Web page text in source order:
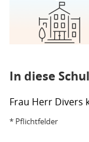
In diese
Frau Herr Divers
* Pflichtfelder